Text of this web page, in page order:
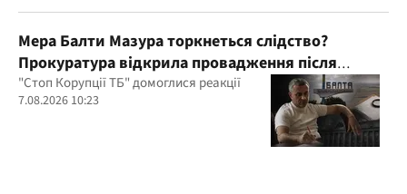
Мера Балти Мазура торкнеться слідство?
Прокуратура відкрила провадження після
розслідування "Стоп Корупції ТБ"
"Стоп Корупції ТБ" домоглися реакції
7.08.2026 10:23